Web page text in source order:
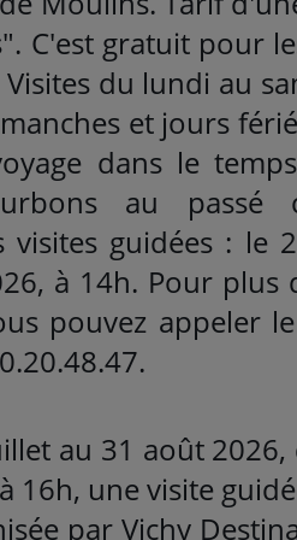
C'est gratuit pour
du lundi au
et jours
dans le
au passé
visites guidées : le
à 14h. Pour plus
pouvez appeler
au 31 août
16h, une visite
par Vichy